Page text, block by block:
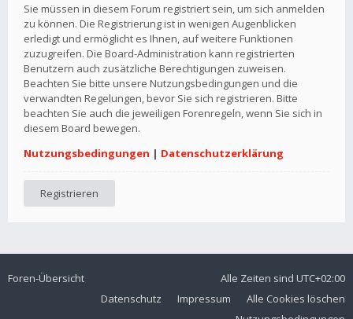
Sie müssen in diesem Forum registriert sein, um sich anmelden
zu können. Die Registrierung ist in wenigen Augenblicken
erledigt und ermöglicht es Ihnen, auf weitere Funktionen
zuzugreifen. Die Board-Administration kann registrierten
Benutzern auch zusätzliche Berechtigungen zuweisen.
Beachten Sie bitte unsere Nutzungsbedingungen und die
verwandten Regelungen, bevor Sie sich registrieren. Bitte
beachten Sie auch die jeweiligen Forenregeln, wenn Sie sich in
diesem Board bewegen.
Nutzungsbedingungen | Datenschutzerklärung
Registrieren
Foren-Übersicht Alle Zeiten sind UTC+02:00
Alle Cookies löschen
Impressum
Datenschutz